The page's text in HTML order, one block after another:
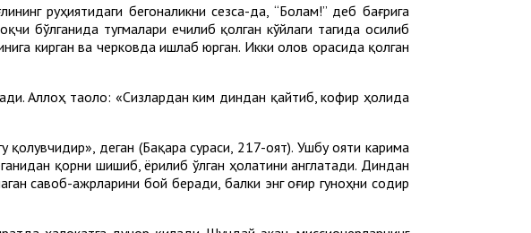
руҳиятидаги бегоналикни сезса-да, “Болам!” деб бағрига
бўлганида тугмалари ечилиб қолган кўйлаги тагида осилиб
кирган ва черковда ишлаб юрган. Икки олов орасида қолган
Аллоҳ таоло: «Сизлардан ким диндан қайтиб, кофир ҳолида
деган (Бақара сураси, 217-оят). Ушбу ояти карима
қорни шишиб, ёрилиб ўлган ҳолатини англатади. Диндан
савоб-ажрларини бой беради, балки энг оғир гуноҳни содир